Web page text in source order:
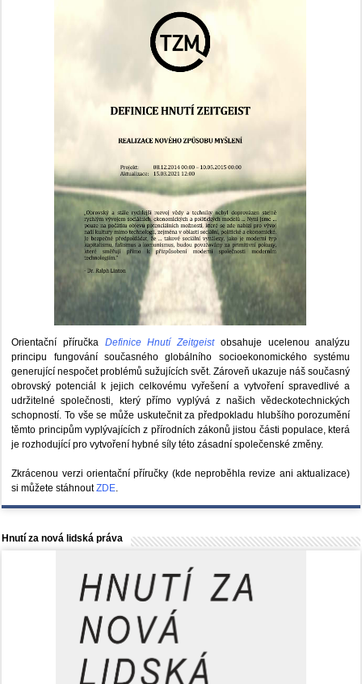
Orientační příručka Definice Hnutí Zeitgeistobsahuje ucelenou analýzu
principu fungování současného globálního socioekonomického systému
generující nespočet problémů sužujících svět. Zároveň ukazuje náš současný
obrovský potenciál k jejich celkovému vyřešení a vytvoření spravedlivé a
udržitelné společnosti, který přímo vyplývá z našich vědeckotechnických
schopností. To vše se může uskutečnit za předpokladu hlubšího porozumění
těmto principům vyplývajících z přírodních zákonů jistou části populace, která
je rozhodující pro vytvoření hybné síly této zásadní společenské změny.
Zkrácenou verzi orientační příručky (kde neproběhla revize ani aktualizace)
si můžete stáhnoutZDE.
Hnutí za nová lidská práva